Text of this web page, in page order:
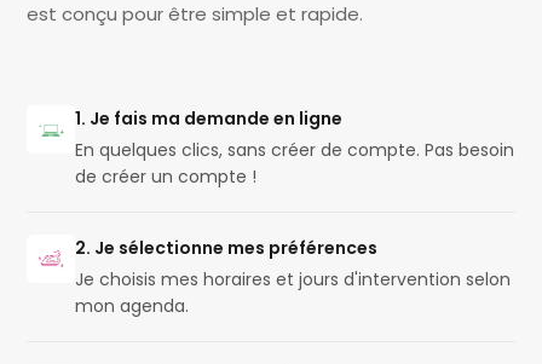
est conçu pour être simple et rapide.
1. Je fais ma demande en ligne
En quelques clics, sans créer de compte. Pas besoin
de créer un compte !
2. Je sélectionne mes préférences
Je choisis mes horaires et jours d'intervention selon
mon agenda.